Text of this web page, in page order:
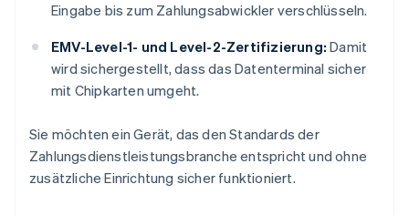
Eingabe bis zum Zahlungsabwickler verschlüsseln.
EMV-Level-1- und Level-2-Zertifizierung: Damit
wird sichergestellt, dass das Datenterminal sicher
mit Chipkarten umgeht.
Sie möchten ein Gerät, das den Standards der
Zahlungsdienstleistungsbranche entspricht und ohne
zusätzliche Einrichtung sicher funktioniert.